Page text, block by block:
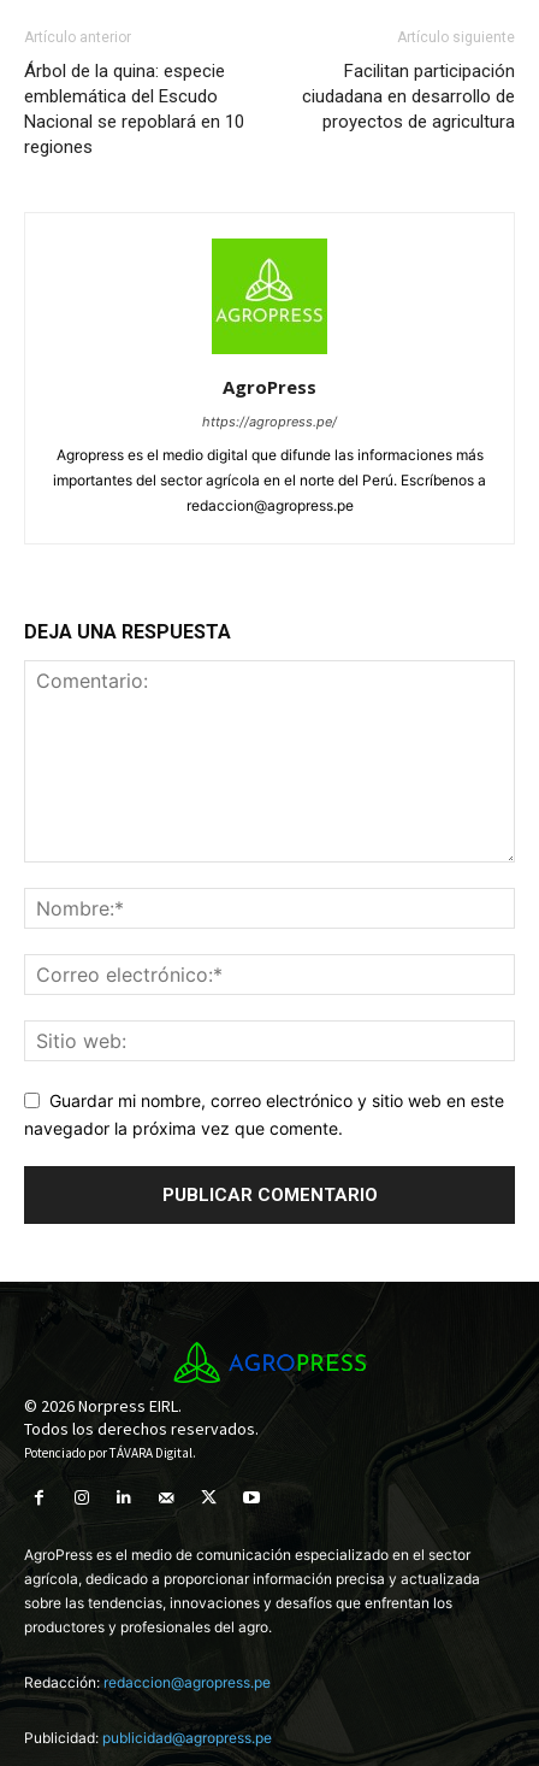
Artículo anterior
Árbol de la quina: especie
emblemática del Escudo
Nacional se repoblará en 10
regiones
Artículo siguiente
Facilitan participación
ciudadana en desarrollo de
proyectos de agricultura
AgroPress
https://agropress.pe/
Agropress es el medio digital que difunde las informaciones más
importantes del sector agrícola en el norte del Perú. Escríbenos a
redaccion@agropress.pe
DEJA UNA RESPUESTA
Guardar mi nombre, correo electrónico y sitio web en este
navegador la próxima vez que comente.
© 2026 Norpress EIRL.
Todos los derechos reservados.
Potenciado porTÁVARA Digital.
AgroPress es el medio de comunicación especializado en el sector
agrícola, dedicado a proporcionar información precisa y actualizada
sobre las tendencias, innovaciones y desafíos que enfrentan los
productores y profesionales del agro.
Redacción:redaccion@agropress.pe
Publicidad: publicidad@agropress.pe